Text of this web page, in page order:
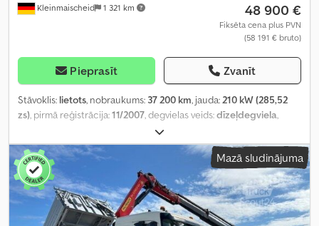
Kleinmaischeid 1 321 km 48 900 €
Fiksēta cena plus PVN
(58 191 € bruto)
Pieprasīt Zvanīt
Stāvoklis: lietots, nobraukums: 37 200 km, jauda:210 kW (285,52
zs), pirmā reģistrācija:11/2007, degvielas veids:dīzeļdegviela,
zaļš
Aprīkojums:gaisa kondicionēšana, pilnpiedziņa, stāvvietas
sildītājs, Mazā sludinājuma